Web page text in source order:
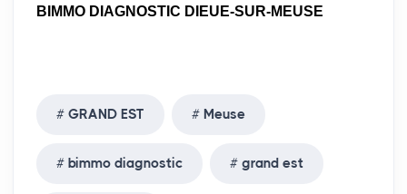
BIMMO DIAGNOSTIC DIEUE-SUR-MEUSE
GRAND EST Meuse
bimmo diagnostic grand est